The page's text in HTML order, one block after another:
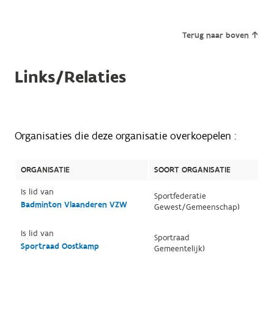
Terug naar boven
Links/Relaties
Organisaties die deze organisatie overkoepelen :
ORGANISATIE
SOORT ORGANISATIE
Is lid van
Badminton Vlaanderen VZW
Sportfederatie
Gewest/Gemeenschap)
Is lid van
Sportraad Oostkamp
Sportraad
Gemeentelijk)